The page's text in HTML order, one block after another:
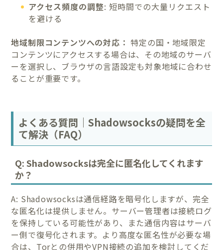
アクセス頻度の調整: 短時間での大量リクエスト
を避ける
地域制限コンテンツへの対応： 特定の国・地域限定
コンテンツにアクセスする場合は、その地域のサーバ
ーを選択し、ブラウザの言語設定も対象地域に合わせ
ることが重要です。
よくある質問｜Shadowsocksの疑問を全
て解決（FAQ）
Q: Shadowsocksは完全に匿名化してくれます
か？
A: Shadowsocksは通信経路を暗号化しますが、完全
な匿名化は提供しません。サーバー管理者は接続ログ
を保持している可能性があり、また通信内容はサーバ
ー側で復号化されます。より高度な匿名性が必要な場
合は、Torとの併用やVPN接続の追加を検討してくだ